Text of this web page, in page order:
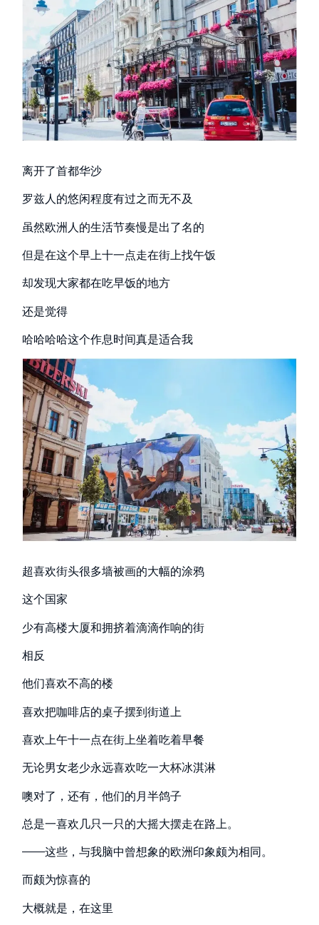
离开了首都华沙
罗兹人的悠闲程度有过之而无不及
虽然欧洲人的生活节奏慢是出了名的
但是在这个早上十一点走在街上找午饭
却发现大家都在吃早饭的地方
还是觉得
哈哈哈哈这个作息时间真是适合我
超喜欢街头很多墙被画的大幅的涂鸦
这个国家
少有高楼大厦和拥挤着滴滴作响的街
相反
他们喜欢不高的楼
喜欢把咖啡店的桌子摆到街道上
喜欢上午十一点在街上坐着吃着早餐
无论男女老少永远喜欢吃一大杯冰淇淋
噢对了，还有，他们的月半鸽子
总是一喜欢几只一只的大摇大摆走在路上。
——这些，与我脑中曾想象的欧洲印象颇为相同。
而颇为惊喜的
大概就是，在这里